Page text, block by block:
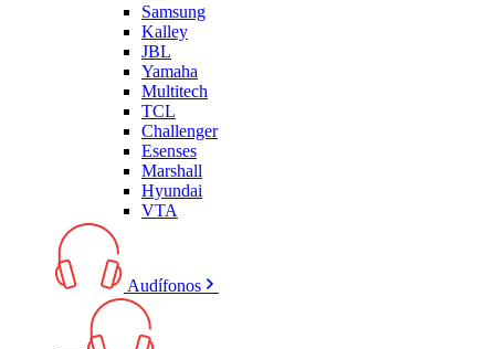
Samsung
Kalley
JBL
Yamaha
Multitech
TCL
Challenger
Esenses
Marshall
Hyundai
VTA
Audífonos